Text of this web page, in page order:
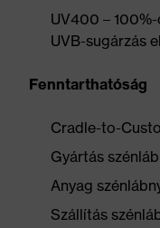
UV400 –
UVB-sugárzás
Fenntarthatóság
Cradle-to-
Gyártás
Anyag
Szállítás